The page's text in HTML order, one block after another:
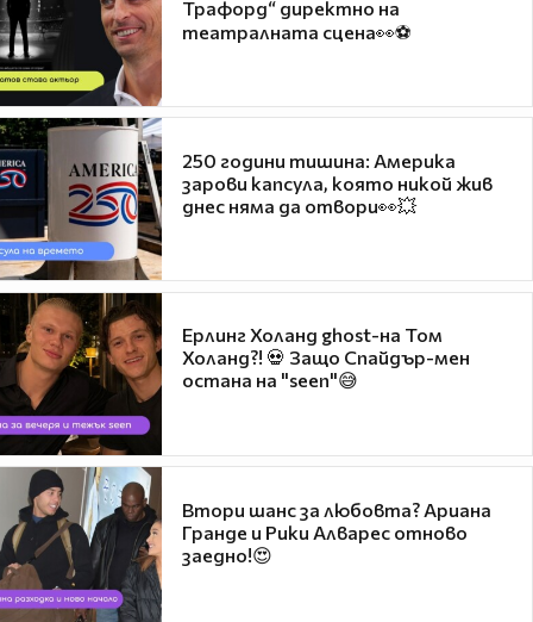
Трафорд“ директно на
театралната сцена👀⚽
250 години тишина: Америка
зарови капсула, която никой жив
днес няма да отвори👀💥
Ерлинг Холанд ghost-на Том
Холанд?! 💀 Защо Спайдър-мен
остана на "seen"😅
Втори шанс за любовта? Ариана
Гранде и Рики Алварес отново
заедно!😍